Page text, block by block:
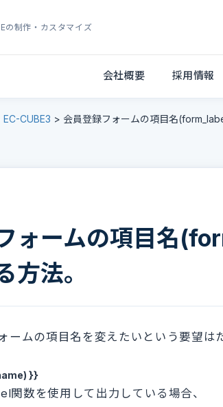
の制作・カスタマイズ
会社概要 採用情報
EC-CUBE3 > 会員登録フォームの項目名
ォームの項目名
方法。
ームの項目名を変えたいという要望は
}}
関数を使用して出力している場合、